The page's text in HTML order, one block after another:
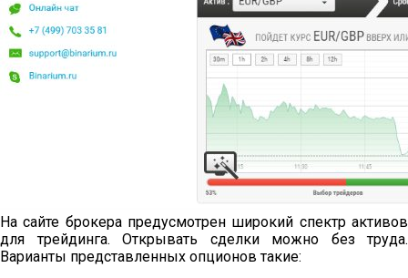
На сайте брокера предусмотрен широкий спектр активов
для трейдинга. Открывать сделки можно без труда.
Варианты представленных опционов такие: